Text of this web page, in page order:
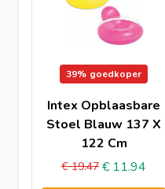
39% goedkoper
Intex Opblaasbare
Stoel Blauw 137 X
122 Cm
€ 19.47 € 11.94